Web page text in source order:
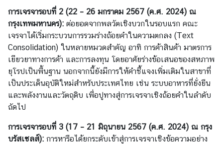
ไ
ท
ย
-
เ
บ
ล
เ
ยี
ย
ม
การเจรจารอบที่ 2 (22 – 26 มกราคม 2567 (ค.ศ. 2024) ณ
กรุงเทพมหานคร): ต่อยอดจากพลวัตเชิงบวกในรอบแรก คณะ
เจรจาได้เริ่มกระบวนการรวมร่างถ้อยคำในความตกลง (Text
Consolidation) ในหลายหมวดสำคัญ อาทิ การค้าสินค้า มาตรการ
เยียวยาทางการค้า และการลงทุน โดยอาศัยร่างข้อเสนอของสหภาพ
ยุโรปเป็นพื้นฐาน นอกจากนี้ยังมีการให้คำชี้แจงเพิ่มเติมในสาขาที่
เป็นประเด็นอุบัติใหม่สำหรับประเทศไทย เช่น ระบบอาหารที่ยั่งยืน
และพลังงานและวัตถุดิบ เพื่อปูทางสู่การเจรจาเชิงถ้อยคำในลำดับ
ถัดไป
การเจรจารอบที่ 3 (17 – 21 มิถุนายน 2567 (ค.ศ. 2024) ณ กรุง
บรัสเซลส์): การหารือได้ยกระดับเข้าสู่การเจรจาเชิงข้อความอย่าง